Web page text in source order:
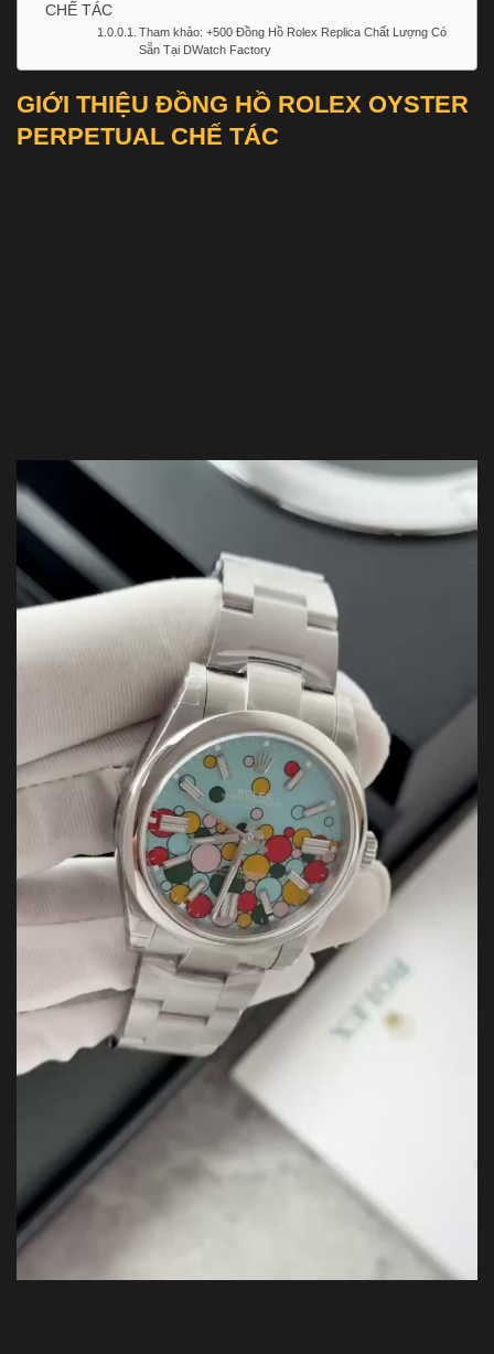
CHẾ TÁC
Tham khảo: +500 Đồng Hồ Rolex Replica Chất Lượng Có
Sẵn Tại DWatch Factory
GIỚI THIỆU ĐỒNG HỒ ROLEX OYSTER
PERPETUAL CHẾ TÁC